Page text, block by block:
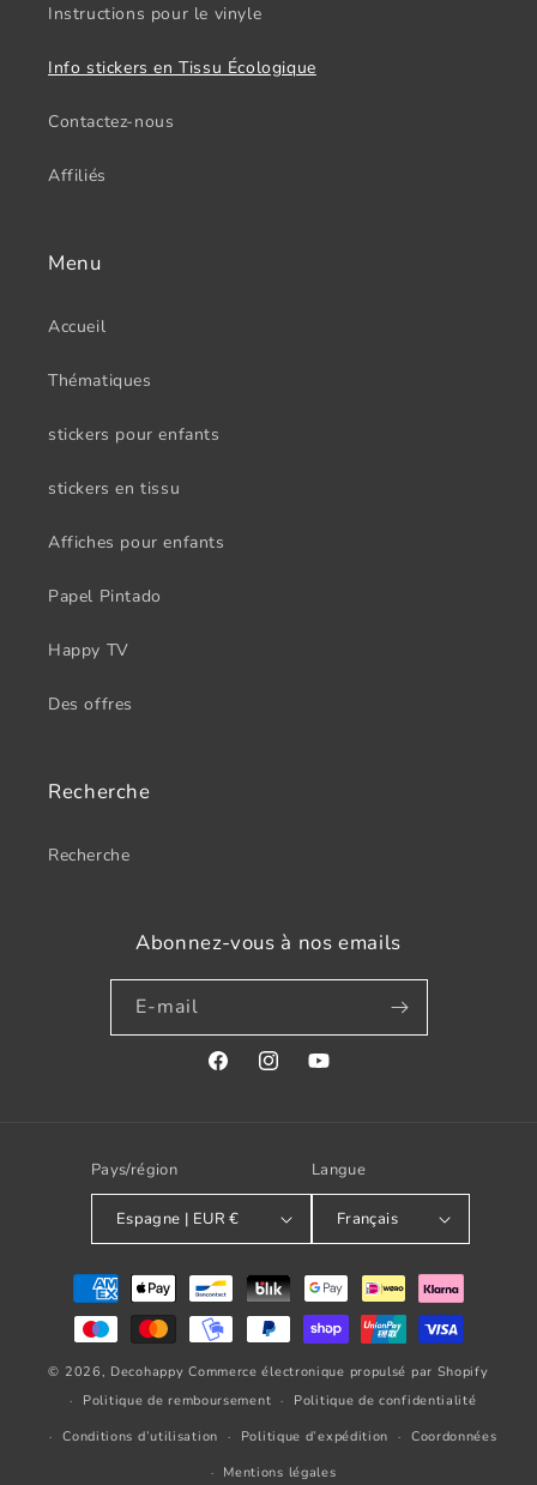
Instructions pour le vinyle
Info stickers en Tissu Écologique
Contactez-nous
Affiliés
Menu
Accueil
Thématiques
stickers pour enfants
stickers en tissu
Affiches pour enfants
Papel Pintado
Happy TV
Des offres
Recherche
Recherche
Abonnez-vous à nos emails
E-mail
FacebookInstagramYouTube
Pays/région
Espagne | EUR €
Langue
Français
Modes
paiement
© 2026, Decohappy Commerce électronique propulsé par Shopify
Politique de remboursement
Politique de confidentialité
Conditions d’utilisation
Politique d’expédition
Coordonnées
Mentions légales